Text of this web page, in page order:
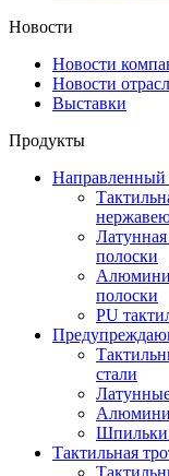
Новости
Новости
Новости
Выставки
Продукты
Направленный
полоски
полоски
PU
стали
Шпильки
Тактильная